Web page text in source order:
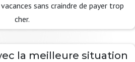
sans craindre de payer trop
cher.
la meilleure situation